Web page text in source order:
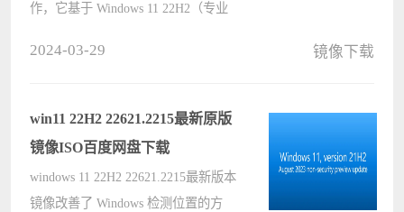
作，它基于 Windows 11 22H2（专业
用率极低的默认应用程序、服务和功
能，以便????
2024-03-29 镜像下载
win11 22H2 22621.2215最新原版
镜像ISO百度网盘下载
windows 11 22H2 22621.2215最新版本
镜像改善了 Windows 检测位置的方